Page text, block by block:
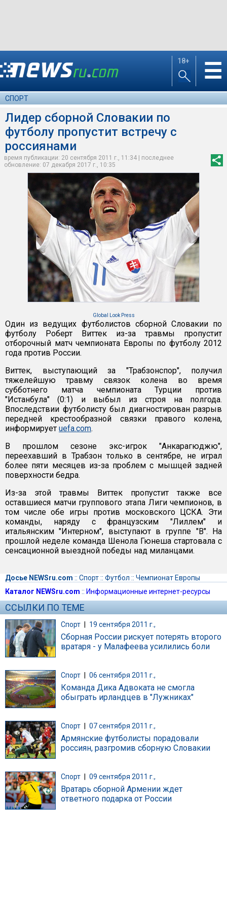
18+ ☰
СПОРТ
Лидер сборной Словакии по
футболу пропустит встречу с
россиянами
время публикации: 20 сентября 2011 г., 11:34 | последнее
обновление: 07 декабря 2017 г., 10:35
Global Look Press
Один из ведущих футболистов сборной Словакии по
футболу Роберт Виттек из-за травмы пропустит
отборочный матч чемпионата Европы по футболу 2012
года против России.
Виттек, выступающий за "Трабзонспор", получил
тяжелейшую травму связок колена во время
субботнего матча чемпионата Турции против
"Истанбула" (0:1) и выбыл из строя на полгода.
Впоследствии футболисту был диагностирован разрыв
передней крестообразной связки правого колена,
информирует uefa.com.
В прошлом сезоне экс-игрок "Анкарагюджю",
переехавший в Трабзон только в сентябре, не играл
более пяти месяцев из-за проблем с мышцей задней
поверхности бедра.
Из-за этой травмы Виттек пропустит также все
оставшиеся матчи группового этапа Лиги чемпионов, в
том числе обе игры против московского ЦСКА. Эти
команды, наряду с французским "Лиллем" и
итальянским "Интерном", выступают в группе "В". На
прошлой неделе команда Шенола Гюнеша стартовала с
сенсационной выездной победы над миланцами.
Досье NEWSru.com :: Спорт:: Футбол :: Чемпионат Европы
Каталог NEWSru.com :: Информационные интернет-ресурсы
ССЫЛКИ ПО ТЕМЕ
Спорт | 19 сентября 2011 г.,
Сборная России рискует потерять второго
вратаря - у Малафеева усилились боли
Спорт 06 сентября 2011 г.,
Команда Дика Адвоката не смогла
обыграть ирландцев в "Лужниках"
Спорт 07 сентября 2011 г.,
Армянские футболисты порадовали
россиян, разгромив сборную Словакии
Спорт 09 сентября 2011 г.,
Вратарь сборной Армении ждет
ответного подарка от России